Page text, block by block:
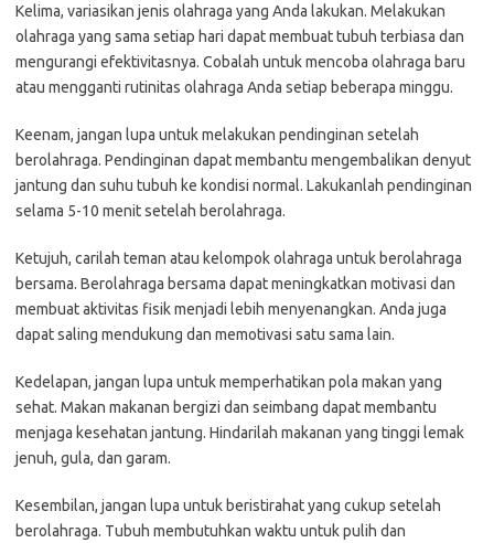
Kelima, variasikan jenis olahraga yang Anda lakukan. Melakukan
olahraga yang sama setiap hari dapat membuat tubuh terbiasa dan
mengurangi efektivitasnya. Cobalah untuk mencoba olahraga baru
atau mengganti rutinitas olahraga Anda setiap beberapa minggu.
Keenam, jangan lupa untuk melakukan pendinginan setelah
berolahraga. Pendinginan dapat membantu mengembalikan denyut
jantung dan suhu tubuh ke kondisi normal. Lakukanlah pendinginan
selama 5-10 menit setelah berolahraga.
Ketujuh, carilah teman atau kelompok olahraga untuk berolahraga
bersama. Berolahraga bersama dapat meningkatkan motivasi dan
membuat aktivitas fisik menjadi lebih menyenangkan. Anda juga
dapat saling mendukung dan memotivasi satu sama lain.
Kedelapan, jangan lupa untuk memperhatikan pola makan yang
sehat. Makan makanan bergizi dan seimbang dapat membantu
menjaga kesehatan jantung. Hindarilah makanan yang tinggi lemak
jenuh, gula, dan garam.
Kesembilan, jangan lupa untuk beristirahat yang cukup setelah
berolahraga. Tubuh membutuhkan waktu untuk pulih dan